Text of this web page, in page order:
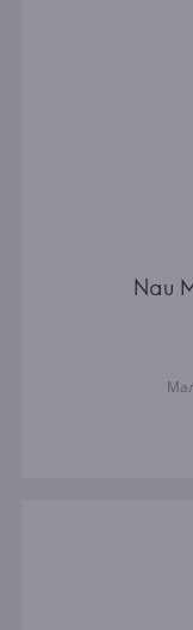
Nau